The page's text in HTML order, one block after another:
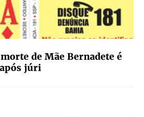
de Mãe Bernadete é
júri